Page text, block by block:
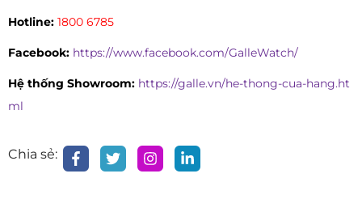
Hotline: 1800 6785
Facebook: https://www.facebook.com/GalleWatch/
Hệ thống Showroom: https://galle.vn/he-thong-cua-hang.ht
ml
Chia sẻ: